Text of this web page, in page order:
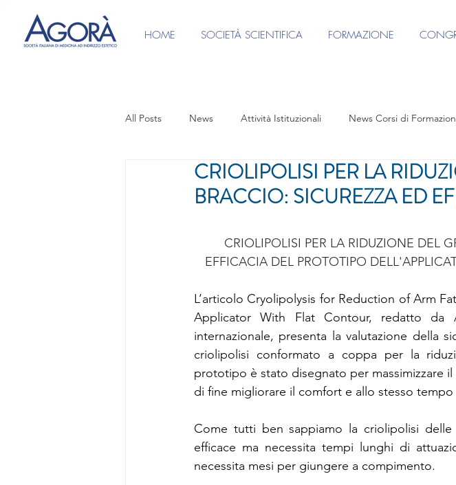
HOME SOCIETÀ SCIENTIFICA FORMAZIONE
All Posts News Attività Istituzionali News Corsi di
Ufficio Stampa Video interviste Eventi formativi
Focus Group M&C Estetiche Focus Group Focus Group
Pubblicazioni Agorà Focus Group Complicanze Focus
Focus Group Biostimolazione Focus Group Tossina Botulinica
CRIOLIPOLISI PER LA
BRACCIO: SICUREZZA ED
CRIOLIPOLISI PER LA RIDUZIONE DEL
EFFICACIA DEL PROTOTIPO
L’articolo Cryolipolysis for Reduction of Arm
Applicator With Flat Contour, redatto da
internazionale, presenta la valutazione della
criolipolisi conformato a coppa per la
prototipo è stato disegnato per massimizzare
di fine migliorare il comfort e allo stesso
Come tutti ben sappiamo la criolipolisi
efficace ma necessita tempi lunghi di
necessita mesi per giungere a compimento.